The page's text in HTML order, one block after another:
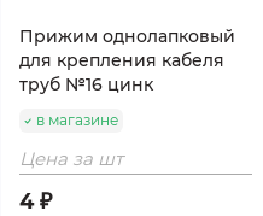
Прижим однолапковый
для крепления кабеля
труб №16 цинк
в магазине
Цена за шт
4 ₽